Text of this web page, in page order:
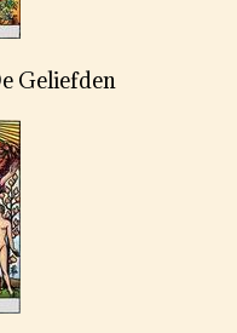
Geliefden